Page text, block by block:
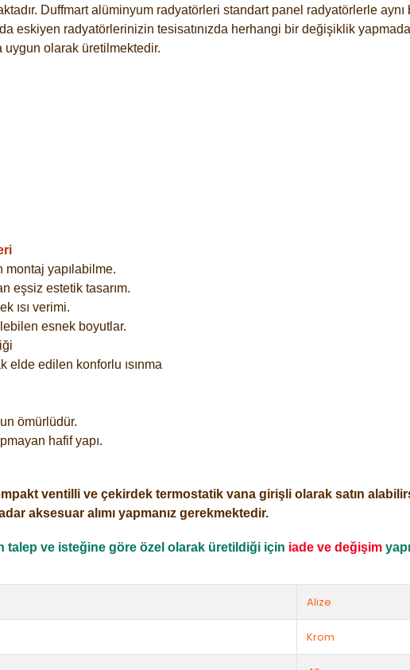
Duffmart alüminyum radyatörleri standart panel radyatörlerle
eskiyen radyatörlerinizin tesisatınızda herhangi bir değişiklik
uygun olarak üretilmektedir.
yapılabilme.
eşsiz estetik tasarım.
ısı verimi.
esnek boyutlar.
elde edilen konforlu ısınma
ömürlüdür.
hafif yapı.
ventilli ve çekirdek termostatik vana girişli olarak satın
aksesuar alımı yapmanız gerekmektedir.
ve isteğine göre özel olarak üretildiği için iade ve değişim
Alize
Krom